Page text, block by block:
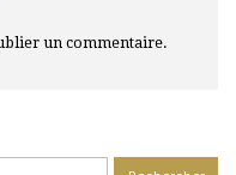
un commentaire.